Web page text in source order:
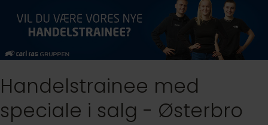
Handelstrainee med
speciale i salg - Østerbro